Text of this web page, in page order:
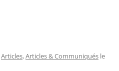
Articles,Articles & Communiqués le